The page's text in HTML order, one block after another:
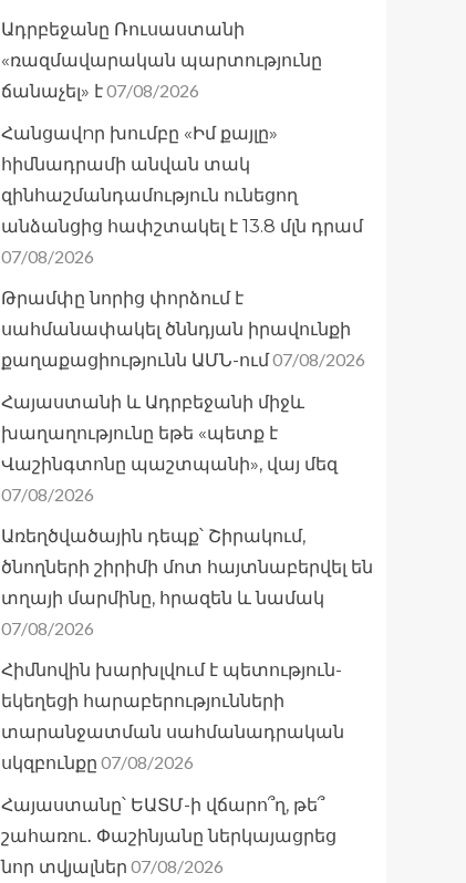
Ադրբեջանը Ռուսաստանի
«ռազմավարական պարտությունը
ճանաչել» է07/08/2026
Հանցավnր խումբը «Իմ քայլը»
հիմնադրամի անվան տակ
զինհաշմանդամություն ունեցող
անձանցից հափշտակել է 13.8 մլն դրամ
07/08/2026
Թրամփը նորից փորձում է
սահմանափակել ծննդյան իրավունքի
քաղաքացիությունն ԱՄՆ-ում07/08/2026
Հայաստանի և Ադրբեջանի միջև
խաղաղությունը եթե «պետք է
Վաշինգտոնը պաշտպանի», վայ մեզ
07/08/2026
Առեղծվածային դեպք՝ Շիրակում,
ծնողների շիրիմի մոտ հայտնաբերվել են
տղայի մարմինը, հրազեն և նամակ
07/08/2026
Հիմնովին խարխլվում է պետություն-
եկեղեցի հարաբերությունների
տարանջատման սահմանադրական
սկզբունքը 07/08/2026
Հայաստանը՝ ԵԱՏՄ-ի վճարո՞ղ, թե՞
շահառու․ Փաշինյանը ներկայացրեց
նոր տվյալներ 07/08/2026